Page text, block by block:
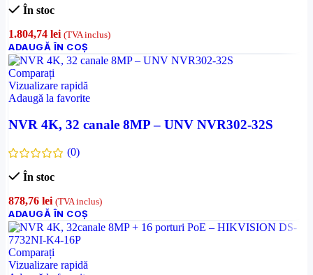
În stoc
1.804,74 lei (TVA inclus)
ADAUGĂ ÎN COȘ
Comparați
Vizualizare rapidă
Adaugă la favorite
NVR 4K, 32 canale 8MP – UNV NVR302-32S
(0)
În stoc
878,76 lei (TVA inclus)
ADAUGĂ ÎN COȘ
Comparați
Vizualizare rapidă